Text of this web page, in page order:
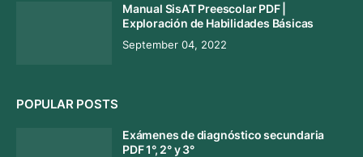
Manual SisAT Preescolar PDF |
Exploración de Habilidades Básicas
September 04, 2022
POPULAR POSTS
Exámenes de diagnóstico secundaria
PDF 1°, 2° y 3°